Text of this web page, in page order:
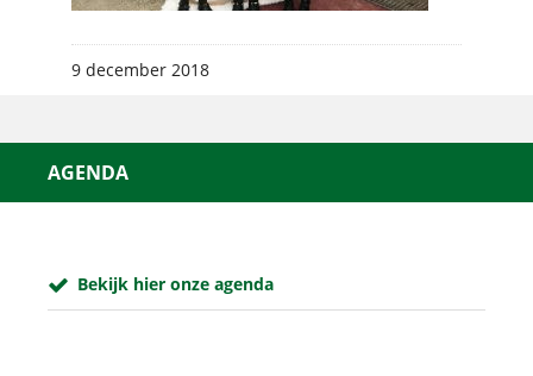
9 december 2018
AGENDA
Bekijk hier onze agenda